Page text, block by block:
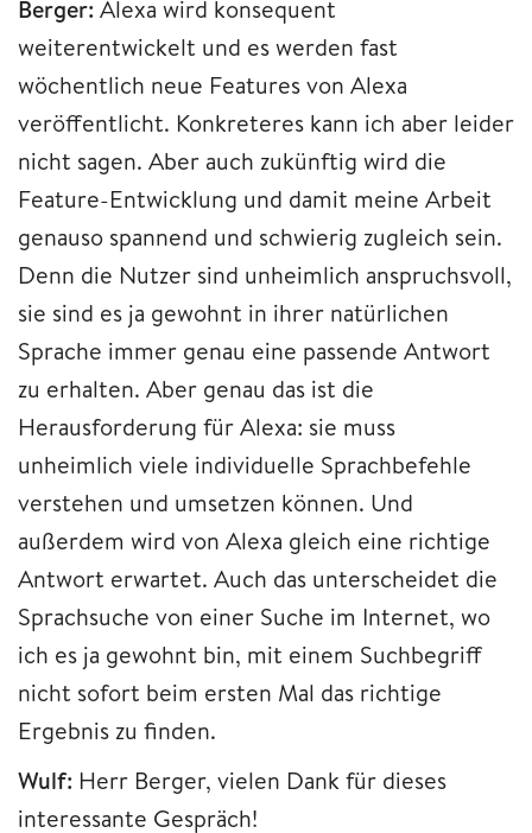
Berger: Alexa wird konsequent
weiterentwickelt und es werden fast
wöchentlich neue Features von Alexa
veröffentlicht. Konkreteres kann ich aber leider
nicht sagen. Aber auch zukünftig wird die
Feature-Entwicklung und damit meine Arbeit
genauso spannend und schwierig zugleich sein.
Denn die Nutzer sind unheimlich anspruchsvoll,
sie sind es ja gewohnt in ihrer natürlichen
Sprache immer genau eine passende Antwort
zu erhalten. Aber genau das ist die
Herausforderung für Alexa: sie muss
unheimlich viele individuelle Sprachbefehle
verstehen und umsetzen können. Und
außerdem wird von Alexa gleich eine richtige
Antwort erwartet. Auch das unterscheidet die
Sprachsuche von einer Suche im Internet, wo
ich es ja gewohnt bin, mit einem Suchbegriff
nicht sofort beim ersten Mal das richtige
Ergebnis zu finden.
Wulf: Herr Berger, vielen Dank für dieses
interessante Gespräch!